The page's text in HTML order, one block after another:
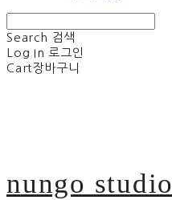
Search 검색
Log In 로그인
Cart장바구니
nungo studio